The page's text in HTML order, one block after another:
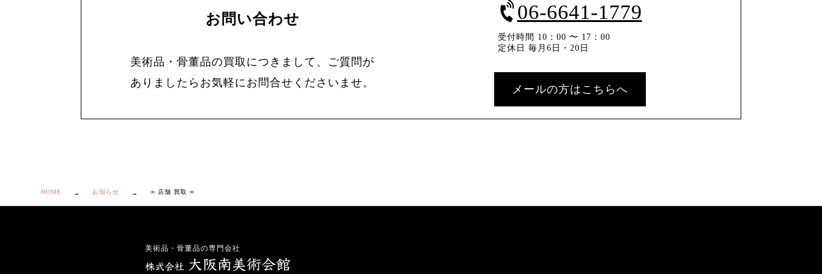
お問い合わせ
美術品・骨董品の買取につきまして、ご質問が
ありましたらお気軽にお問合せくださいませ。
06-6641-1779
受付時間 10：00 〜 17：00
定休日 毎月6日・20日
メールの方はこちらへ
HOME お知らせ ∞ 店舗 買取 ∞
美術品・骨董品の専門会社